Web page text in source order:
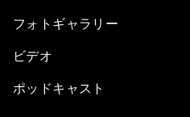
フォトギャラリー
ビデオ
ポッドキャスト